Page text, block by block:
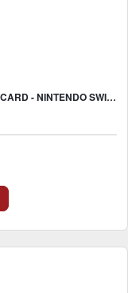
DRAGON QUEST VII REIMAGINED - GAME-KEY CARD - NINTENDO SWITCH 2